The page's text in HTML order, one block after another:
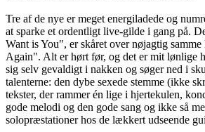
Tre af de nye er meget energiladede og
at sparke et ordentligt live-gilde i gang på.
Want is You", er skåret over nøjagtig
Again". Alt er hørt før, og det er mit lønlige
sig selv gevaldigt i nakken og søger ned i
talenterne: den dybe sexede stemme (ikke
tekster, der rammer én lige i hjertekulen,
gode melodi og den gode sang og ikke så
solopræstationer hos de lækkert udseende